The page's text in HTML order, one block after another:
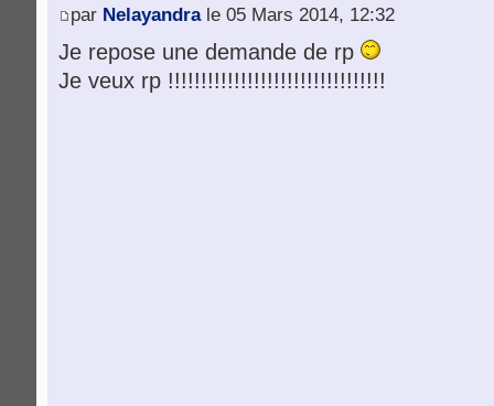
par Nelayandrale 05 Mars 2014, 12:32
Je repose une demande de rp
Je veux rp !!!!!!!!!!!!!!!!!!!!!!!!!!!!!!!!!